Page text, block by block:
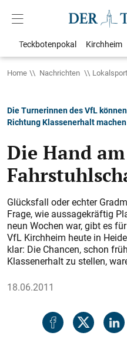
Teckbotenpokal Kirchheim
Home Nachrichten Lokalsport
Die Turnerinnen des VfL
Richtung Klassenerhalt machen
Die Hand am
Glücksfall oder echter
Frage, wie aussagekräftig
neun Wochen war, gibt es
VfL Kirchheim heute in
klar: Die Chancen, schon
Klassenerhalt zu stellen,
18.06.2011